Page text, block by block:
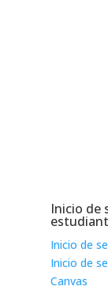
Inicio de
Inicio de
Inicio de
Canvas